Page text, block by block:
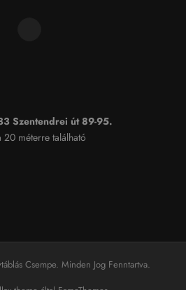
Szentendrei út 89-95.
méterre található
Csempe. Minden Jog Fenntartva.